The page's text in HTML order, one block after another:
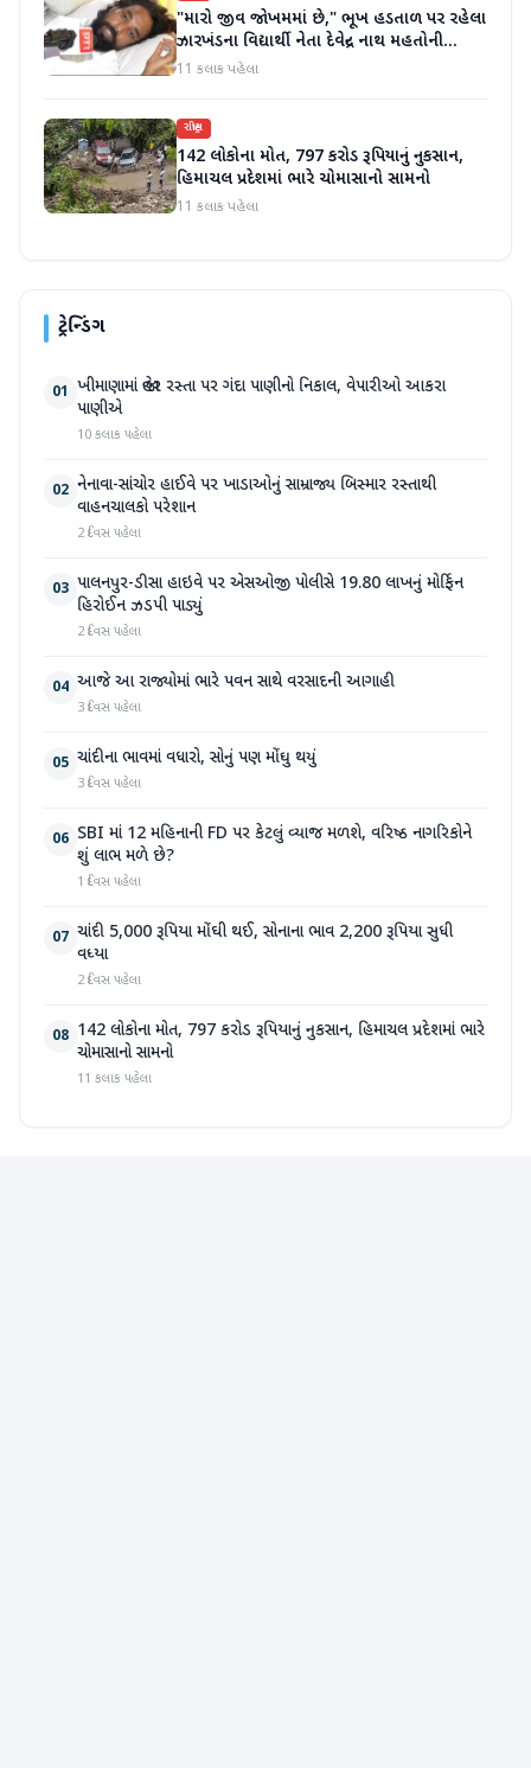
"મારો જીવ જોખમમાં છે," ભૂખ હડતાળ પર રહેલા
ઝારખંડના વિદ્યાર્થી નેતા દેવેન્દ્ર નાથ મહતોની
તબિયત ખરાબ
11 કલાક પહેલા
રાષ્ટ્રીય
142 લોકોના મોત, 797 કરોડ રૂપિયાનું નુકસાન,
હિમાચલ પ્રદેશમાં ભારે ચોમાસાનો સામનો
11 કલાક પહેલા
ટ્રેન્ડિંગ
01 ખીમાણામાં જાહેર રસ્તા પર ગંદા પાણીનો નિકાલ, વેપારીઓ આકરા
પાણીએ
10 કલાક પહેલા
02 નેનાવા-સાંચોર હાઈવે પર ખાડાઓનું સામ્રાજ્ય બિસ્માર રસ્તાથી
વાહનચાલકો પરેશાન
2 દિવસ પહેલા
03 પાલનપુર-ડીસા હાઇવે પર એસઓજી પોલીસે 19.80 લાખનું મોર્ફિન
હિરોઈન ઝડપી પાડ્યું
2 દિવસ પહેલા
04 આજે આ રાજ્યોમાં ભારે પવન સાથે વરસાદની આગાહી
3 દિવસ પહેલા
05 ચાંદીના ભાવમાં વધારો, સોનું પણ મોંઘુ થયું
3 દિવસ પહેલા
06 SBI માં 12 મહિનાની FD પર કેટલું વ્યાજ મળશે, વરિષ્ઠ નાગરિકોને
શું લાભ મળે છે?
1 દિવસ પહેલા
07 ચાંદી 5,000 રૂપિયા મોંઘી થઈ, સોનાના ભાવ 2,200 રૂપિયા સુધી
વધ્યા
2 દિવસ પહેલા
08 142 લોકોના મોત, 797 કરોડ રૂપિયાનું નુકસાન, હિમાચલ પ્રદેશમાં ભારે
ચોમાસાનો સામનો
11 કલાક પહેલા